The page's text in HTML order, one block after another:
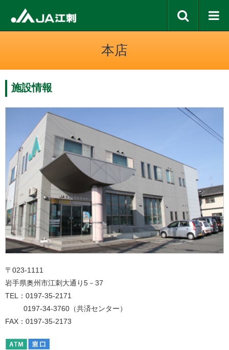
本店
施設情報
〒023-1111
岩手県奥州市江刺大通り5－37
TEL：0197-35-2171
0197-34-3760（共済センター）
FAX：0197-35-2173